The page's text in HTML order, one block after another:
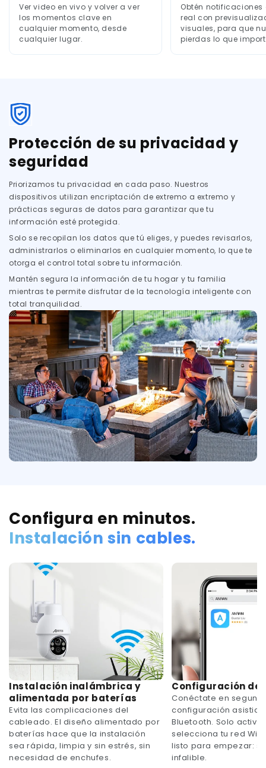
Ver video en vivo y volver a ver
los momentos clave en
cualquier momento, desde
cualquier lugar.
Obtén notificaciones
real con
visuales, para que
pierdas lo que
Protección de su privacidad y
seguridad
Priorizamos tu privacidad en cada paso. Nuestros
dispositivos utilizan encriptación de extremo a extremo y
prácticas seguras de datos para garantizar que tu
información esté protegida.
Solo se recopilan los datos que tú eliges, y puedes revisarlos,
administrarlos o eliminarlos en cualquier momento, lo que te
otorga el control total sobre tu información.
Mantén segura la información de tu hogar y tu familia
mientras te permite disfrutar de la tecnología inteligente con
total tranquilidad.
Configura en minutos.
Instalación sin cables.
Instalación inalámbrica y
alimentada por baterías
Evita las complicaciones del
cableado. El diseño alimentado por
baterías hace que la instalación
sea rápida, limpia y sin estrés, sin
necesidad de enchufes.
Configuración de
Conéctate en
configuración
Bluetooth. Solo activa
selecciona tu red Wi-
listo para empezar:
infalible.